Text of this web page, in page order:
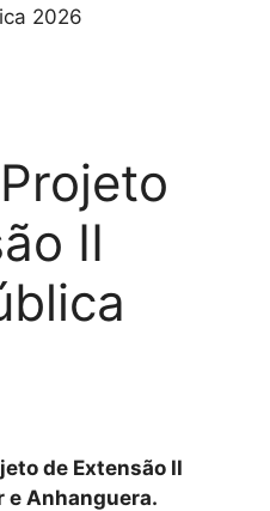
2026
II
de Extensão II
e Anhanguera.